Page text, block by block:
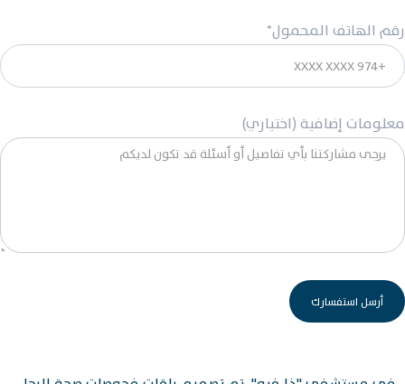
رقم الهاتف المحمول*
معلومات إضافية (اختياري)